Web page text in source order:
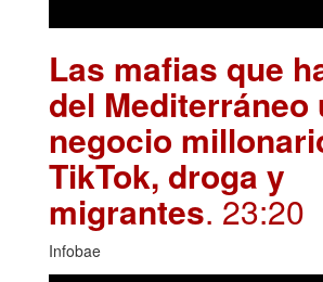
Las mafias que
del Mediterráneo
negocio
TikTok, droga y
migrantes. 23:20
Infobae